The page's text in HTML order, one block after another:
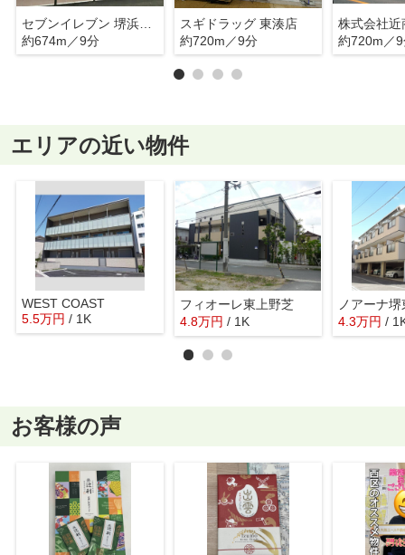
セブンイレブン 堺浜寺石津町中店
約674m／9分
スギドラッグ 東湊店
約720m／9分
約720m／
エリアの近い物件
WEST COAST
5.5万円 / 1K
フィオーレ東上野芝
4.8万円 / 1K
ノアーナ堺
4.3万円 /
お客様の声